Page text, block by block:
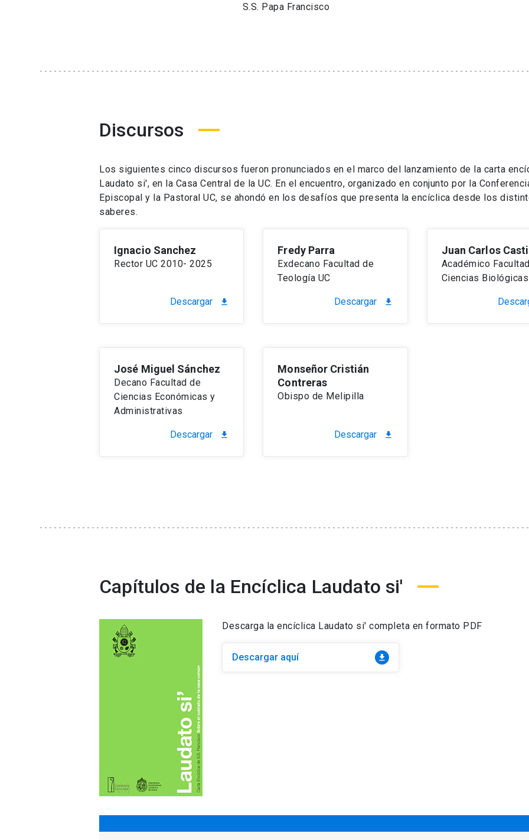
S.S. Papa Francisco
Discursos
Los siguientes cinco discursos fueron pronunciados en el marco del lanzamiento de la carta
Laudato si', en la Casa Central de la UC. En el encuentro, organizado en conjunto por la
Episcopal y la Pastoral UC, se ahondó en los desafíos que presenta la encíclica desde los
saberes.​​​​​​​
Ignacio Sanchez
Rector UC 2010- 2025
Descargar file_download
Fredy Parra
Exdecano Facultad de
Teología UC
Descargar file_download
Juan Carlos
Académico Facultad
Ciencias Biológicas
José Miguel Sánchez
Decano Facultad de
Ciencias Económicas y
Administrativas
Descargar file_download
Monseñor Cristián
Contreras
Obispo de Melipilla
Descargar file_download
Capítulos de la Encíclica Laudato si'
Descarga la encíclica Laudato si' completa en formato PDF
Descargar aquí file_download